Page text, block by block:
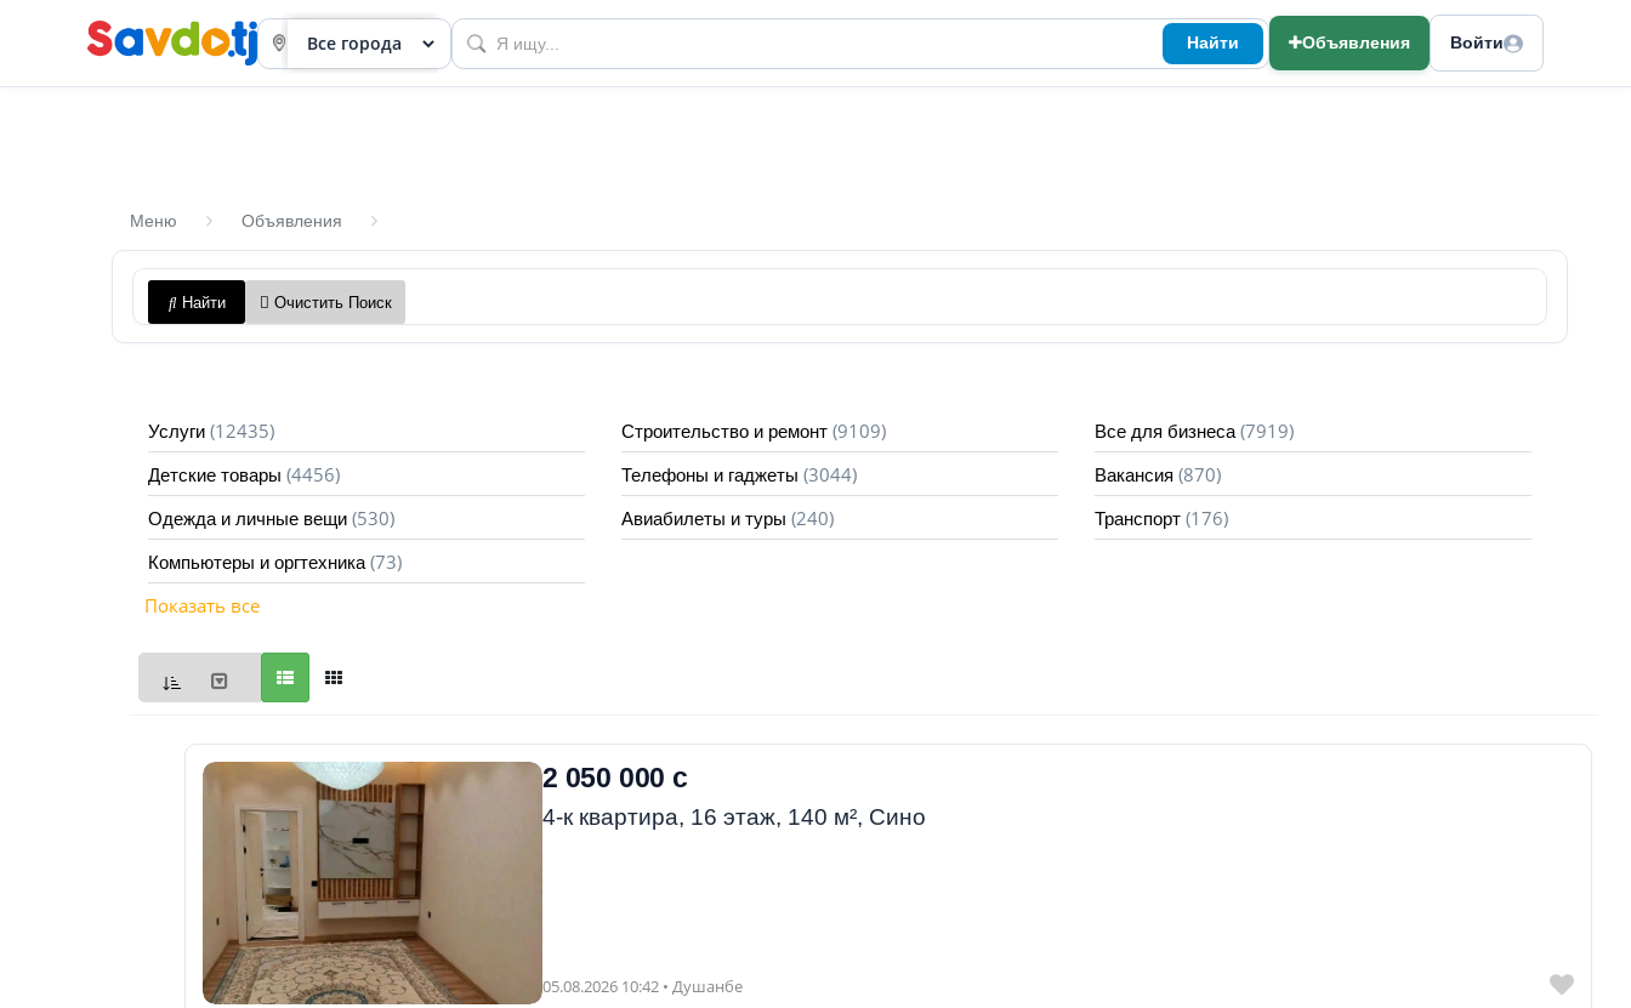
Найти Объявления Войти
приборов
объявления
Меню Объявления
Найти Очистить Поиск
Услуги (12435) Строительство и ремонт (9109) Все для бизнеса (7919)
Детские товары (4456) Телефоны и гаджеты (3044) Вакансия (870)
Одежда и личные вещи (530) Авиабилеты и туры (240) Транспорт (176)
Компьютеры и оргтехника (73)
Показать все
2 050 000 с
4-к квартира, 16 этаж, 140 м², Сино
05.08.2026 10:42 • Душанбе